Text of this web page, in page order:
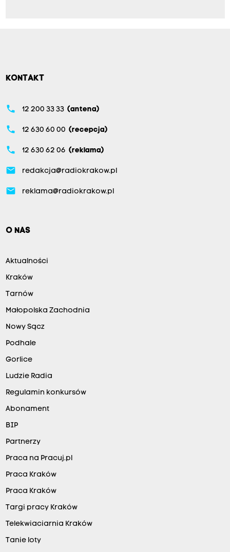
KONTAKT
phone 12 200 33 33 (antena)
phone 12 630 60 00 (recepcja)
phone 12 630 62 06 (reklama)
email redakcja@radiokrakow.pl
email reklama@radiokrakow.pl
O NAS
Aktualności
Kraków
Tarnów
Małopolska Zachodnia
Nowy Sącz
Podhale
Gorlice
Ludzie Radia
Regulamin konkursów
Abonament
BIP
Partnerzy
Praca na Pracuj.pl
Praca Kraków
Praca Kraków
Targi pracy Kraków
Telekwiaciarnia Kraków
Tanie loty